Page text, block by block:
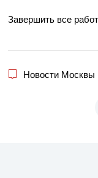
Завершить все
Новости Москвы